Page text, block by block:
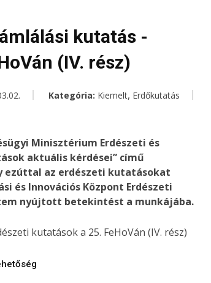
kutatás -
(IV. rész)
Kategória: Kiemelt, Erdőkutatás
Minisztérium Erdészeti és
aktuális kérdései” című
ezúttal az erdészeti kutatásokat
és Innovációs Központ Erdészeti
nyújtott betekintést a munkájába.